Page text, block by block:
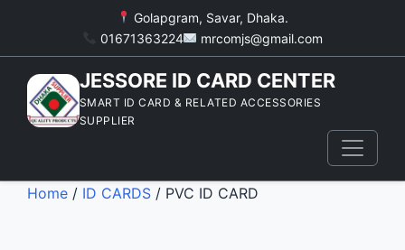
Golapgram, Savar, Dhaka.
01671363224
mrcomjs@gmail.com
JESSORE ID CARD CENTER
SMART ID CARD & RELATED ACCESSORIES
SUPPLIER
Home/ ID CARDS/ PVC ID CARD